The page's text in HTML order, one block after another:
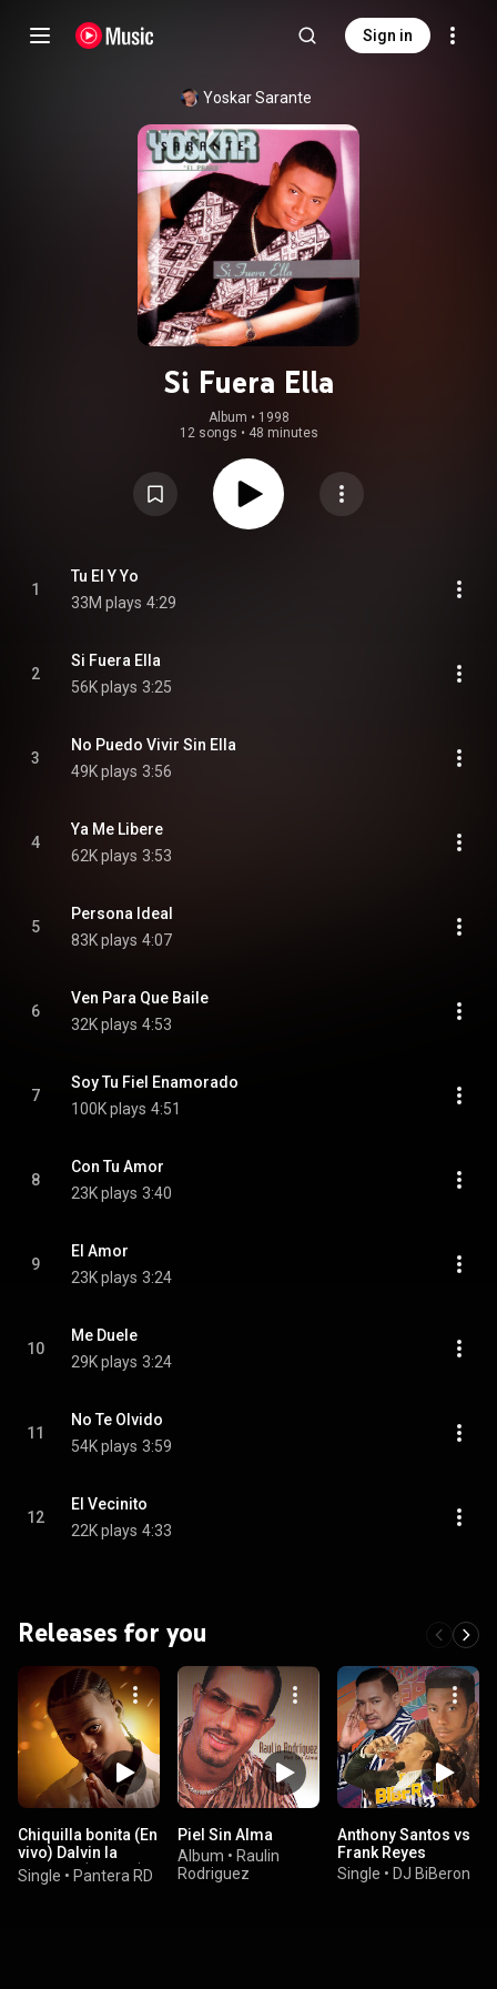
Sign in
Yoskar Sarante
Si Fuera Ella
Album • 1998
12 songs • 48 minutes
1
Tu El Y Yo
33M plays 4:29
2
Si Fuera Ella
56K plays 3:25
3
No Puedo Vivir Sin Ella
49K plays 3:56
4
Ya Me Libere
62K plays 3:53
5
Persona Ideal
83K plays 4:07
6
Ven Para Que Baile
32K plays 4:53
7
Soy Tu Fiel Enamorado
100K plays 4:51
8
Con Tu Amor
23K plays 3:40
9
El Amor
23K plays 3:24
10
Me Duele
29K plays 3:24
11
No Te Olvido
54K plays 3:59
12
El Vecinito
22K plays 4:33
Releases for you
Chiquilla bonita (En
vivo) Dalvin la
melodia (En vivo)
Single • Pantera RD
Piel Sin Alma
Album • Raulin
Rodriguez
Anthony Santos vs
Frank Reyes
Single • DJ BiBeron